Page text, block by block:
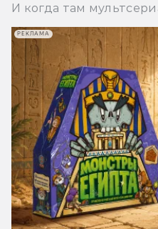
И когда там
РЕКЛАМА